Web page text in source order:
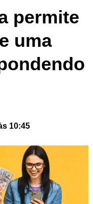
permite
uma
10:45